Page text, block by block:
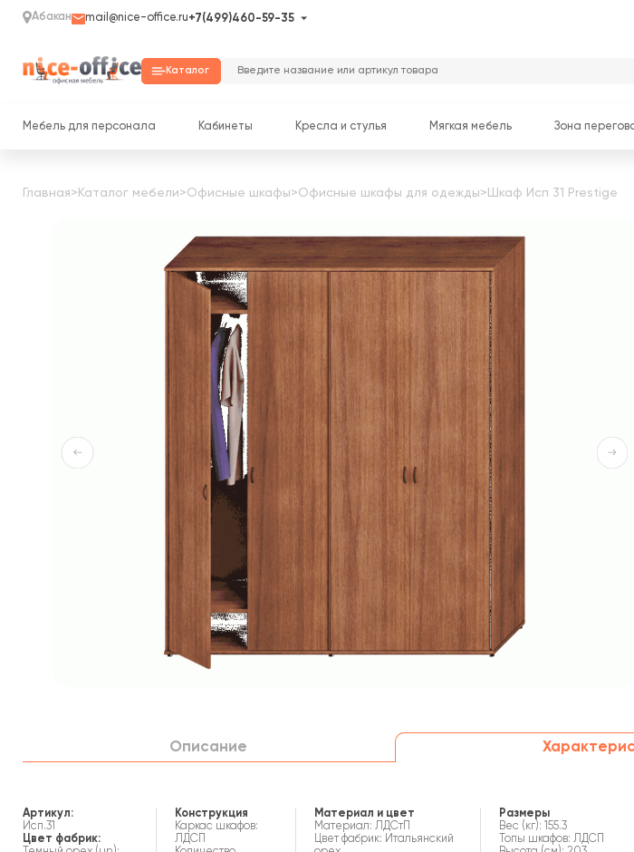
Абакан mail@nice-office.ru+7(499)460-59-35
Каталог
Мебель для персонала Кабинеты Кресла и стулья Мягкая мебель Зона
Главная> Каталог мебели>Офисные шкафы>Офисные шкафы для одежды> Шкаф Исп 31 Prestige
Описание
Артикул:
Исп.31
Цвет фабрик:
Конструкция
Каркас шкафов:
ЛДСП
Материал и цвет
Материал: ЛДСтП
Цвет фабрик: Итальянский
Размеры
Вес (кг): 155.3
Топы шкафов: ЛДСП